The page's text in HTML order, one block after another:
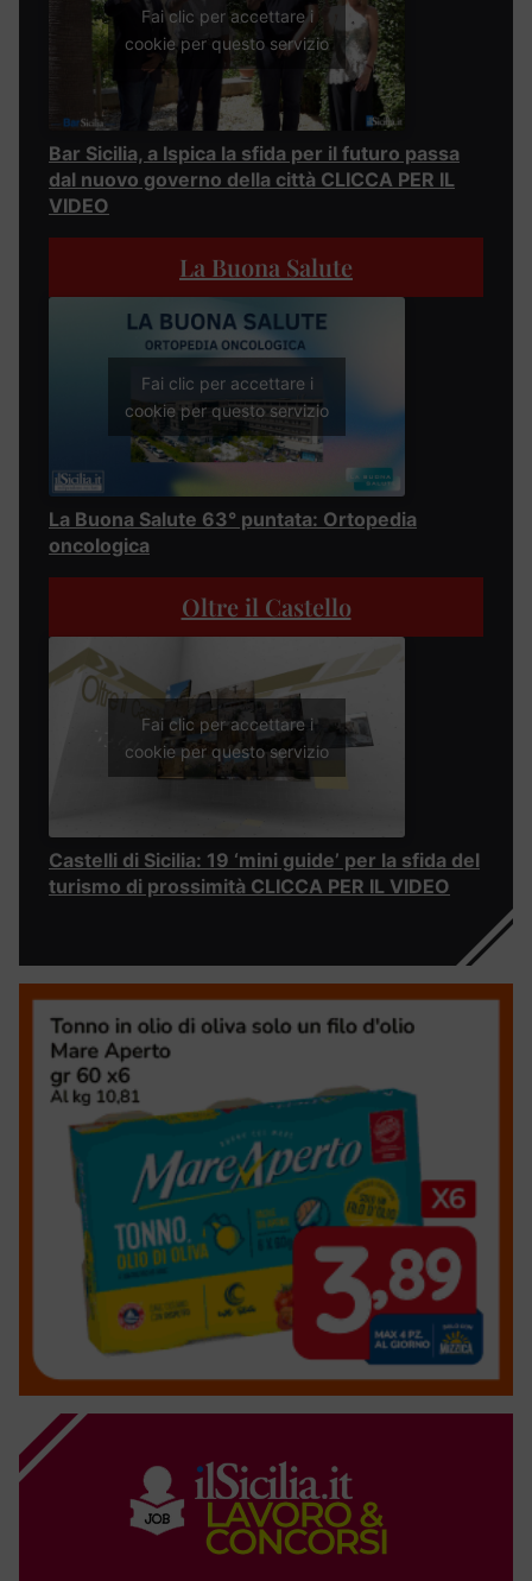
Fai clic per accettare i
cookie per questo servizio
Bar Sicilia, a Ispica la sfida per il futuro passa
dal nuovo governo della città CLICCA PER IL
VIDEO
La Buona Salute
Fai clic per accettare i
cookie per questo servizio
La Buona Salute 63° puntata: Ortopedia
oncologica
Oltre il Castello
Fai clic per accettare i
cookie per questo servizio
Castelli di Sicilia: 19 ‘mini guide’ per la sfida del
turismo di prossimità CLICCA PER IL VIDEO